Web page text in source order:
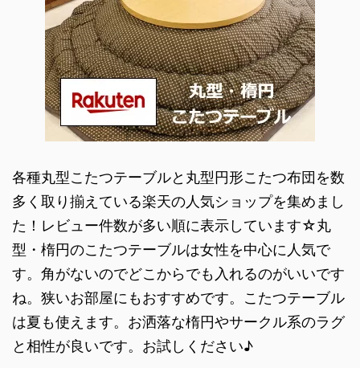
各種丸型こたつテーブルと丸型円形こたつ布団を数
多く取り揃えている楽天の人気ショップを集めまし
た！レビュー件数が多い順に表示しています☆丸
型・楕円のこたつテーブルは女性を中心に人気で
す。角がないのでどこからでも入れるのがいいです
ね。狭いお部屋にもおすすめです。こたつテーブル
は夏も使えます。お洒落な楕円やサークル系のラグ
と相性が良いです。お試しください♪